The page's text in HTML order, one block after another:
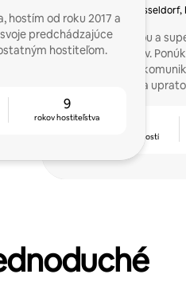
hostím od roku 2017 a
predchádzajúce
hostiteľom.
9
rokov hostiteľstva
Som hostiteľkou a
ako 8 rokov.
fotografovanie,
a
ohodnotenie od hostí